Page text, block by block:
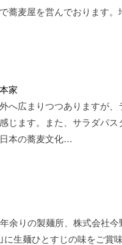
蕎麦屋を営んでおります
家
へ広まりつつありますが、
じます。また、サラダパ
本の蕎麦文化…
余りの製麺所、株式会社
に生麺ひとすじの味をご賞